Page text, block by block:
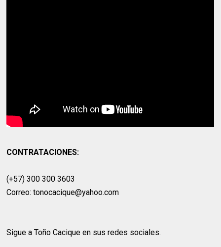
CONTRATACIONES:
(+57) 300 300 3603
Correo: tonocacique@yahoo.com
Sigue a Toño Cacique en sus redes sociales.